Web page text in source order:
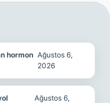
hormon Ağustos 6,
2026
Ağustos 6,